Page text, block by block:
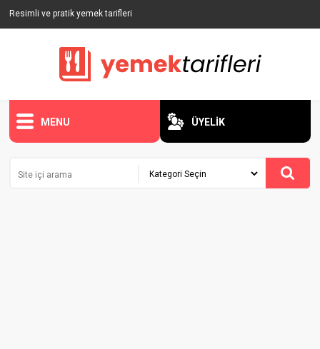
Resimli ve pratik yemek tarifleri
MENU ÜYELİK